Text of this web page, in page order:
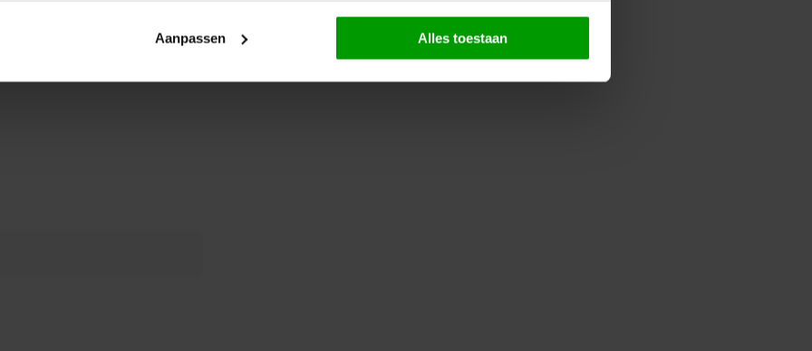
Aanpassen Alles toestaan
andere noten, sulfiet en